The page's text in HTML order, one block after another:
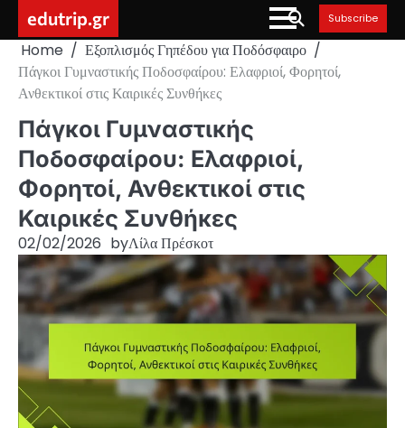
content
edutrip.gr Subscribe
Home
Εξοπλισμός Γηπέδου για Ποδόσφαιρο
Πάγκοι Γυμναστικής Ποδοσφαίρου: Ελαφριοί, Φορητοί,
Ανθεκτικοί στις Καιρικές Συνθήκες
Πάγκοι Γυμναστικής
Ποδοσφαίρου: Ελαφριοί,
Φορητοί, Ανθεκτικοί στις
Καιρικές Συνθήκες
02/02/2026 byΛίλα Πρέσκοτ